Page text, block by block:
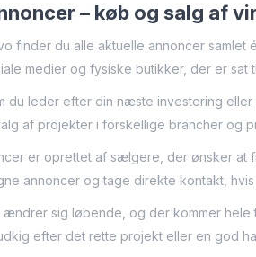
– køb og salg af
finder du alle aktuelle annoncer
medier og fysiske butikker, der er sat
du leder efter din næste investering
af projekter i forskellige brancher og
er oprettet af sælgere, der ønsker at
annoncer og tage direkte kontakt,
ændrer sig løbende, og der kommer hele
efter det rette projekt eller en god